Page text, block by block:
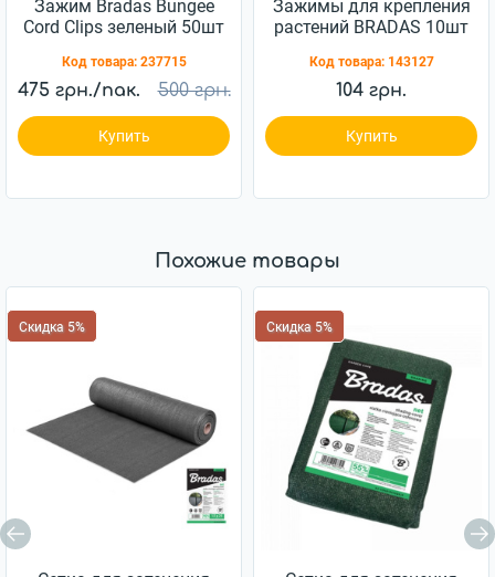
Зажим Bradas Bungee
Cord Clips зеленый 50шт
Код товара: 237715
475 грн./пак. 500 грн.
Купить
Зажимы для крепления
растений BRADAS 10шт
Код товара: 143127
104 грн.
Купить
Похожие товары
Скидка 5% Скидка 5%